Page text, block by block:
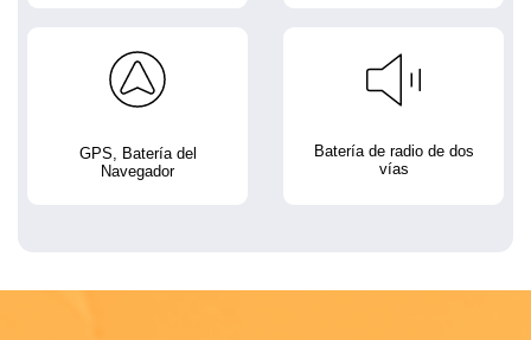
GPS, Batería del
Navegador
Batería de radio de dos
vías